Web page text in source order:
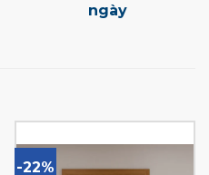
ngày
-22%